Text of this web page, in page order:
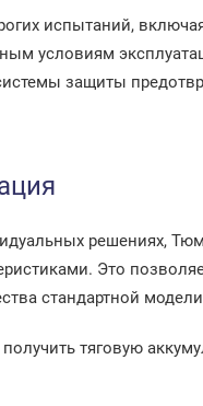
испытаний,
условиям
защиты
решениях,
Это
стандартной
тяговую